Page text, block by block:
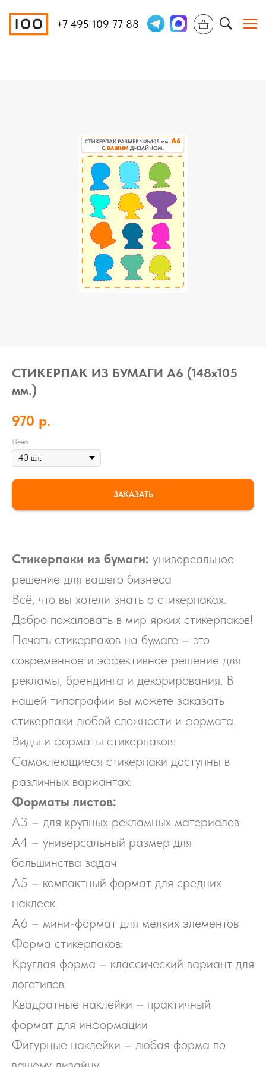
+7 495 109 77 88
СТИКЕРПАК ИЗ БУМАГИ А6 (148х105
мм.)
970 р.
Цена
ЗАКАЗАТЬ
Стикерпаки из бумаги: универсальное
решение для вашего бизнеса
Всё, что вы хотели знать о стикерпаках.
Добро пожаловать в мир ярких стикерпаков!
Печать стикерпаков на бумаге – это
современное и эффективное решение для
рекламы, брендинга и декорирования. В
нашей типографии вы можете заказать
стикерпаки любой сложности и формата.
Виды и форматы стикерпаков:
Самоклеющиеся стикерпаки доступны в
различных вариантах:
Форматы листов:
А3 – для крупных рекламных материалов
А4 – универсальный размер для
большинства задач
А5 – компактный формат для средних
наклеек
А6 – мини-формат для мелких элементов
Форма стикерпаков:
Круглая форма – классический вариант для
логотипов
Квадратные наклейки – практичный
формат для информации
Фигурные наклейки – любая форма по